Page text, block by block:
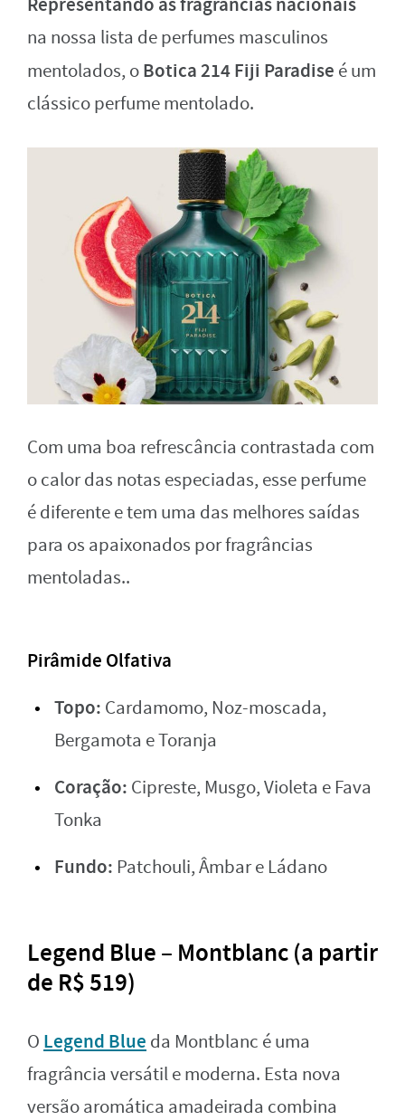
na nossa lista de perfumes masculinos
mentolados, oBotica 214 Fiji Paradise é um
clássico perfume mentolado.
Com uma boa refrescância contrastada com
o calor das notas especiadas, esse perfume
é diferente e tem uma das melhores saídas
para os apaixonados por fragrâncias
mentoladas..
Pirâmide Olfativa
Topo: Cardamomo, Noz-moscada,
Bergamota e Toranja
Coração: Cipreste, Musgo, Violeta e Fava
Tonka
Fundo: Patchouli, Âmbar e Ládano
Legend Blue – Montblanc (a partir
de R$ 519)
O Legend Blue da Montblanc é uma
fragrância versátil e moderna. Esta nova
versão aromática amadeirada combina